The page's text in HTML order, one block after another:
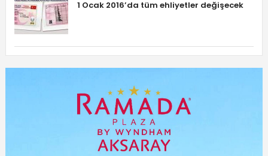
1 Ocak 2016’da tüm ehliyetler değişecek